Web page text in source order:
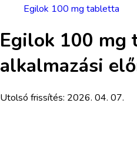
Egilok 100 mg tabletta
Egilok 100 mg
alkalmazási
Utolsó frissítés: 2026. 04. 07.